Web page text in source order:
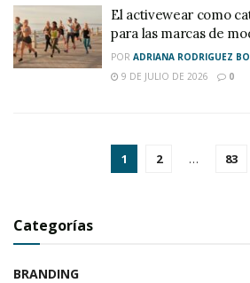
El activewear como
para las marcas de
POR ADRIANA RODRIGUEZ
9 DE JULIO DE 2026
0
1 2 … 83
Categorías
BRANDING